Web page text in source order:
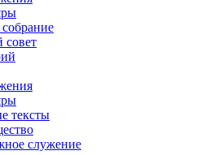
совет
тексты
служение